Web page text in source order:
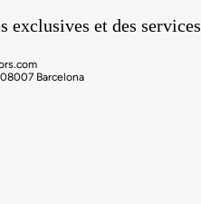
exclusives et des services
Barcelona